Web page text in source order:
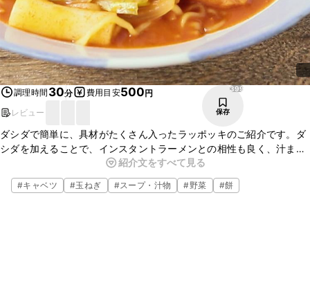
調理時間 30分 費用目安500円
レビュー
399
保存
ダシダで簡単に、具材がたくさん入ったラッポッキのご紹介です。ダ
シダを加えることで、インスタントラーメンとの相性も良く、汁まで
おいしい一品ですよ。また今回はスパムを加えましたが、さつま揚げ
を入れてもおいしいので、ぜひアレンジして作ってみてくださいね。
紹介文をすべて見る
#キャベツ #玉ねぎ #スープ・汁物 #野菜 #餅